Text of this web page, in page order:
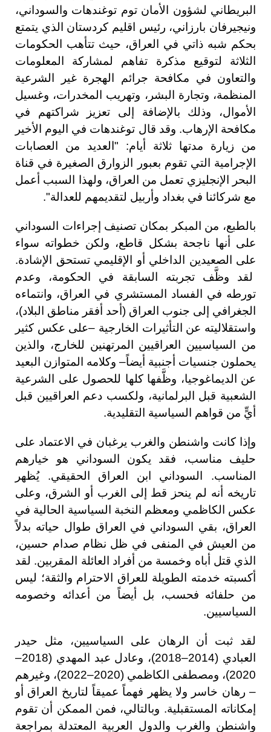
البريطاني لشؤون الأمان توم توغندهات والسوداني،
ونيجيرفان بارزاني، رئيس اقليم كردستان الذي يتمتع
بحكم شبه ذاتي في العراق، حيث تتأهب الحكومات
الثلاثة لتوقيع مذكرة تفاهم لمشاركة المعلومات
والتعاون في مكافحة جرائم الهجرة غير الشرعية
المنظمة، وتجارة البشر، وتهريب المخدرات، وغسيل
الأموال، وذلك بالإضافة إلى تعزيز شراكتهم في
مكافحة الإرهاب. وقد قال توغندهات في اليوم الأخير
من زيارة مدتها ثلاثة أيام: "العديد من العصابات
الإجرامية التي تقوم بعبور الزوارق الصغيرة في قناة
البحر الإنجليزي تعمل من العراق، ولهذا السبب أعمل
مع شركائنا في بغداد وأربيل لتقديمهم للعدالة".
بالطبع، من المبكر بمكان تصنيف إجراءات السوداني
على أنها ناجحة بشكل قاطع، ولكن خطواته سواء
على الصعيدين الداخلي أو الإقليمي تستحق الإشادة.
لقد وظَّف تجربته السابقة في الحكومة، وعدم
تورطه في الفساد المستشري في العراق، وانتماءه
الجغرافي إلى جنوب العراق (أحد أفقر مناطق البلاد)،
واستقلاليته عن التأثيرات الخارجية –على عكس كثير
من السياسيين العراقيين المرتهنين للخارج، والذين
يحملون جنسيات أجنبية أيضاً– وكلامه المتوازن البعيد
عن الديماغوجيا، وظَّفها كلها للحصول على الشرعية
الشعبية قبل البرلمانية، ولكسب دعم العراقيين قبل
أيٍّ من قواهم السياسية التقليدية.
وإذا كانت واشنطن والغرب يرغبان في الاعتماد على
حليف مناسب، فقد يكون السوداني هو خيارهم
المناسب. السوداني ابن العراق الحقيقي. يُظهر
تاريخه أنه لم ينحز قط إلى الغرب أو الشرق، وعلى
عكس الكاظمي ومعظم النخبة السياسية الحالية في
العراق، بقي السوداني في العراق طوال حياته بدلاً
من العيش في المنفى في ظل نظام صدام حسين،
الذي قتل أباه وخمسة من أفراد العائلة المقربين. لقد
أكسبته خدمته الطويلة للعراق الاحترام والثقة؛ ليس
من حلفائه فحسب، بل أيضاً من أعدائه وخصومه
السياسيين.
لقد ثبت أن الرهان على السياسيين، مثل حيدر
العبادي (2014–2018)، وعادل عبد المهدي (2018–
2020)، ومصطفى الكاظمي (2020–2022)، وغيرهم
– رهان خاسر ولا يظهر فهماً عميقاً لتاريخ العراق أو
إمكاناته المستقبلية. وبالتالي، فمن الممكن أن تقوم
واشنطن والغرب والدول العربية المعتدلة بمراجعة